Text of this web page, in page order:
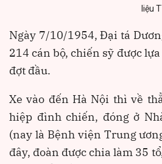
liệu
Ngày 7/10/1954, Đại tá
214 cán bộ, chiến sỹ được
đợt đầu.
Xe vào đến Hà Nội thì về
hiệp đình chiến, đóng ở
(nay là Bệnh viện Trung
đây, đoàn được chia làm 35